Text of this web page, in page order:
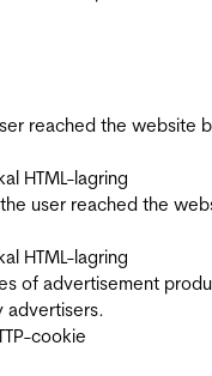
reached the website
HTML-lagring
user reached the
HTML-lagring
of advertisement
advertisers.
cookie